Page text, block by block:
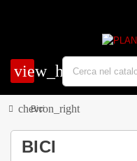
view_headline
chevron_right
Bici
BICI